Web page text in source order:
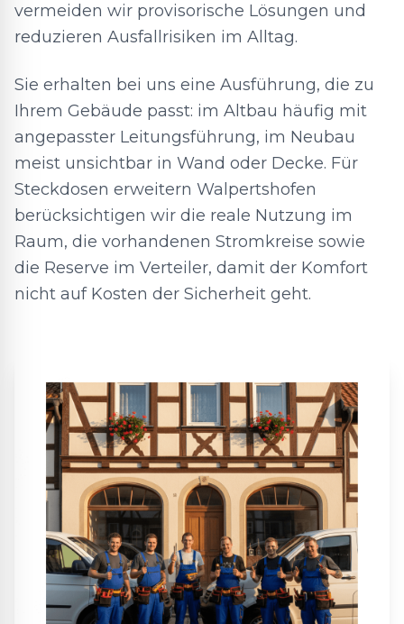
vermeiden wir provisorische Lösungen und
reduzieren Ausfallrisiken im Alltag.
Sie erhalten bei uns eine Ausführung, die zu
Ihrem Gebäude passt: im Altbau häufig mit
angepasster Leitungsführung, im Neubau
meist unsichtbar in Wand oder Decke. Für
Steckdosen erweitern Walpertshofen
berücksichtigen wir die reale Nutzung im
Raum, die vorhandenen Stromkreise sowie
die Reserve im Verteiler, damit der Komfort
nicht auf Kosten der Sicherheit geht.